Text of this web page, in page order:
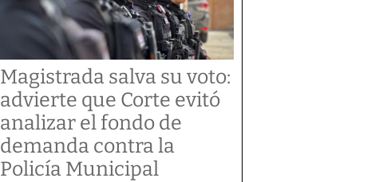
Magistrada salva su voto:
advierte que Corte evitó
analizar el fondo de
demanda contra la
Policía Municipal